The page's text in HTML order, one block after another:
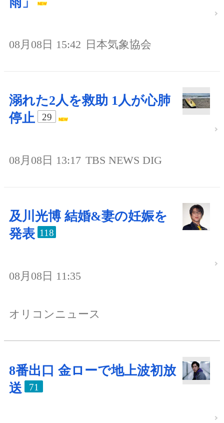
08月08日 15:42 日本気象協会
溺れた2人を救助 1人が心肺
停止
29
08月08日 13:17 TBS NEWS DIG
及川光博 結婚&妻の妊娠を
発表 118
08月08日 11:35
オリコンニュース
8番出口 金ローで地上波初放
送
71